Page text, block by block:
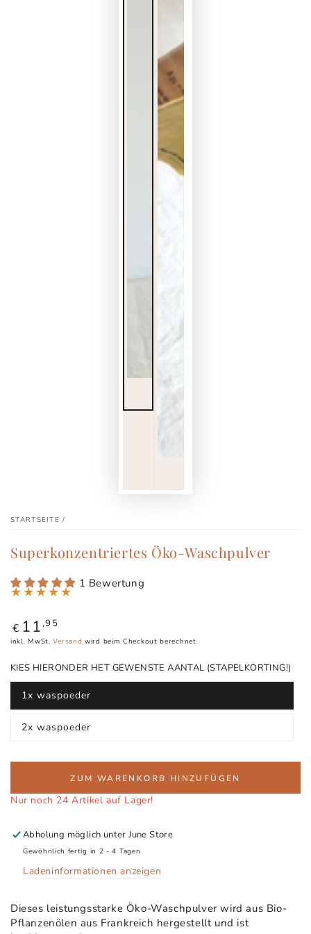
STARTSEITE /
Superkonzentriertes Öko-Waschpulver
1 Bewertung
Regulärer
Preis
€ 11 ,95
inkl. MwSt.Versand wird beim Checkout berechnet
KIES HIERONDER HET GEWENSTE AANTAL (STAPELKORTING!)
1x waspoeder
Variante
ausverkauft
oder
nicht
verfügbar
2x waspoeder
Variante
ausverkauft
nicht
ZUM WARENKORB HINZUFÜGEN
Nur noch 24 Artikel auf Lager!
Abholung möglich unterJune Store
Gewöhnlich fertig in 2 - 4 Tagen
Ladeninformationen anzeigen
Dieses leistungsstarke Öko-Waschpulver wird aus Bio-
Pflanzenölen aus Frankreich hergestellt und ist